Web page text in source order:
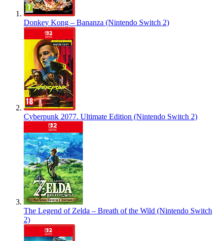
Donkey Kong – Bananza (Nintendo Switch 2)
Cyberpunk 2077. Ultimate Edition (Nintendo Switch 2)
The Legend of Zelda – Breath of the Wild (Nintendo Switch
2)